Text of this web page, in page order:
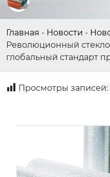
Главная - Новости -
Революционный
глобальный стандарт
Просмотры записей: